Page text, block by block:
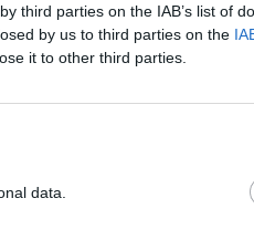
third parties on the IAB’s list of
by us to third parties on the
it to other third parties.
data.